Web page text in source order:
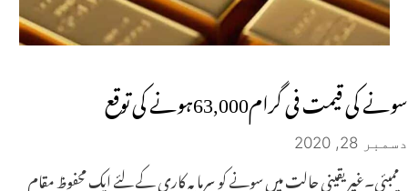
سونے کی قیمت فی گرام63,000ہونے کی توقع
دسمبر 28, 2020
ممبئی۔غیر یقینی حالت میں سونے کو سرمایہ کاری کے لئے ایک محفوظ مقام